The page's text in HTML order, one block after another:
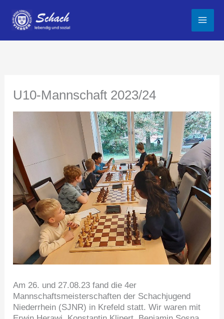
Inhalt
springen
U10-Mannschaft 2023/24
Am 26. und 27.08.23 fand die 4er
Mannschaftsmeisterschaften der Schachjugend
Niederrhein (SJNR) in Krefeld statt. Wir waren mit